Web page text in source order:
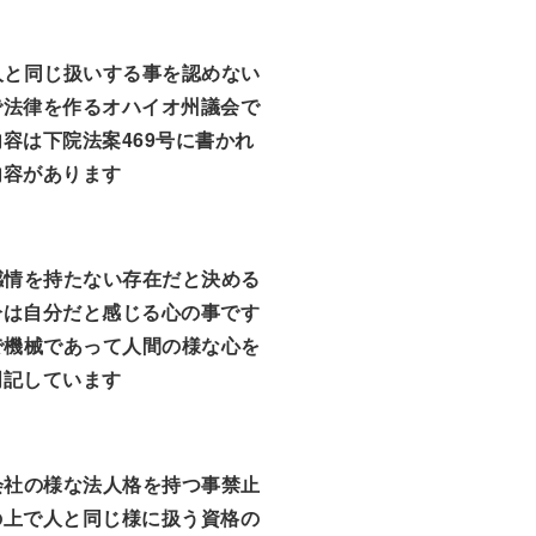
同じ扱いする事を認めない
律を作るオハイオ州議会で
は下院法案469号に書かれ
があります
を持たない存在だと決める
自分だと感じる心の事です
械であって人間の様な心を
しています
の様な法人格を持つ事禁止
で人と同じ様に扱う資格の